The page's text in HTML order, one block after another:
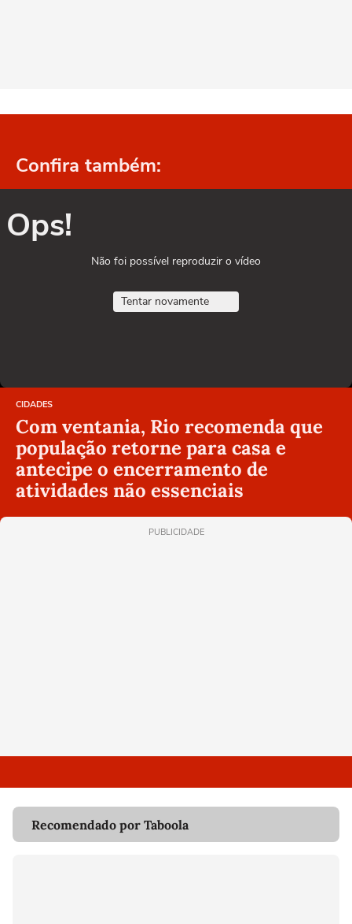
Confira também:
Ops!
Não foi possível reproduzir o vídeo
Tentar novamente
CIDADES
Com ventania, Rio recomenda que
população retorne para casa e
antecipe o encerramento de
atividades não essenciais
PUBLICIDADE
Recomendado por Taboola